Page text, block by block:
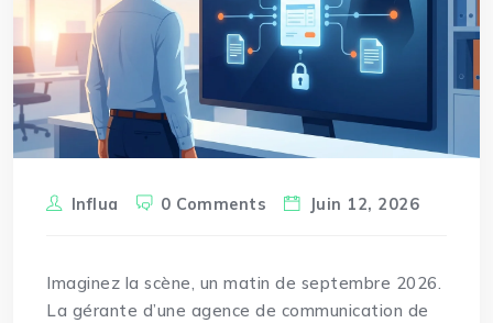
Influa 0 Comments Juin 12, 2026
Imaginez la scène, un matin de septembre 2026.
La gérante d’une agence de communication de